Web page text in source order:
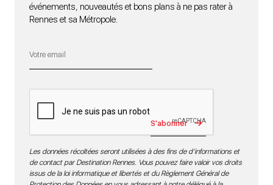
événements, nouveautés et bons plans à ne pas rater à
Rennes et sa Métropole.
S'abonner
Les données récoltées seront utilisées à des fins de d’informations et
de contact par Destination Rennes. Vous pouvez faire valoir vos droits
issus de la loi informatique et libertés et du Règlement Général de